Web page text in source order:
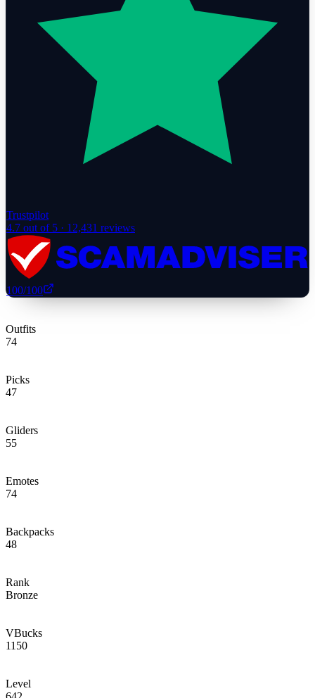
Trustpilot
4.7 out of 5 · 12,431 reviews
100/100
Outfits
74
Picks
47
Gliders
55
Emotes
74
Backpacks
48
Rank
Bronze
VBucks
1150
Level